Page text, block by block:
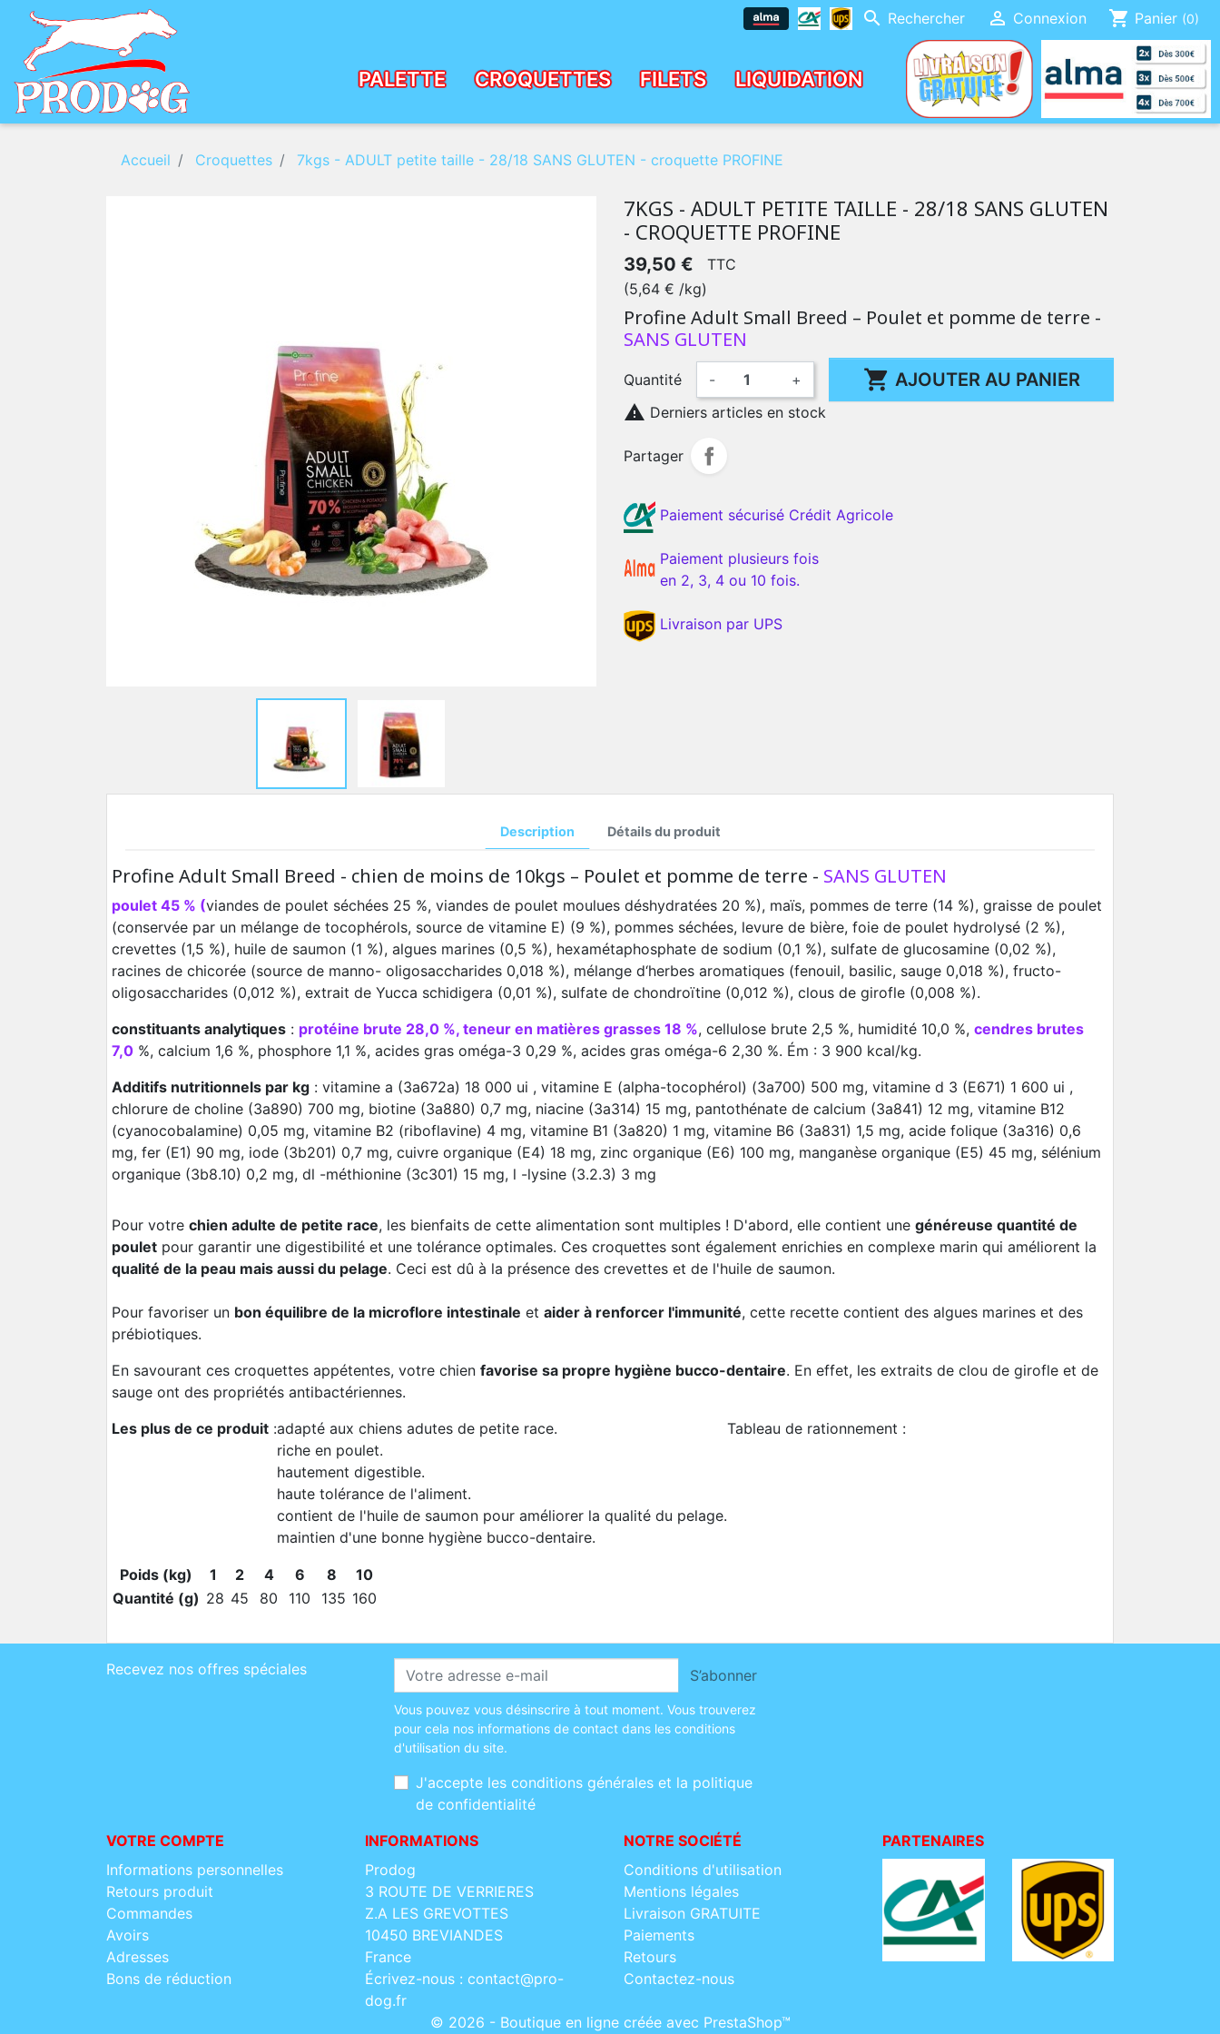
 Rechercher  Connexion shopping_cart Panier (0)
PALETTE CROQUETTES
PROFINE SUMMIT10
NUTRIVET
SANS
20KGS
FILETS LIQUIDATION
Accueil Croquettes 7kgs - ADULT petite taille - 28/18 SANS GLUTEN - croquette PROFINE
7KGS - ADULT PETITE TAILLE - 28/18 SANS GLUTEN
- CROQUETTE PROFINE
39,50 €
(5,64 € /kg)
TTC
Profine Adult Small Breed – Poulet et pomme de terre -
SANS GLUTEN
Quantité - +  AJOUTER AU PANIER
 Derniers articles en stock
Partager
Paiement sécurisé Crédit Agricole
Paiement plusieurs fois
en 2, 3, 4 ou 10 fois.
Livraison par UPS
Description Détails du produit
Profine Adult Small Breed - chien de moins de 10kgs – Poulet et pomme de terre - SANS GLUTEN
poulet 45 % (viandes de poulet séchées 25 %, viandes de poulet moulues déshydratées 20 %), maïs, pommes de terre (14 %), graisse de poulet
(conservée par un mélange de tocophérols, source de vitamine E) (9 %), pommes séchées, levure de bière, foie de poulet hydrolysé (2 %),
crevettes (1,5 %), huile de saumon (1 %), algues marines (0,5 %), hexamétaphosphate de sodium (0,1 %), sulfate de glucosamine (0,02 %),
racines de chicorée (source de manno- oligosaccharides 0,018 %), mélange d‘herbes aromatiques (fenouil, basilic, sauge 0,018 %), fructo-
oligosaccharides (0,012 %), extrait de Yucca schidigera (0,01 %), sulfate de chondroïtine (0,012 %), clous de girofle (0,008 %).
constituants analytiques : protéine brute 28,0 %, teneur en matières grasses 18 %, cellulose brute 2,5 %, humidité 10,0 %, cendres brutes
7,0 %, calcium 1,6 %, phosphore 1,1 %, acides gras oméga-3 0,29 %, acides gras oméga-6 2,30 %. Ém : 3 900 kcal/kg.
Additifs nutritionnels par kg : vitamine a (3a672a) 18 000 ui , vitamine E (alpha-tocophérol) (3a700) 500 mg, vitamine d 3 (E671) 1 600 ui ,
chlorure de choline (3a890) 700 mg, biotine (3a880) 0,7 mg, niacine (3a314) 15 mg, pantothénate de calcium (3a841) 12 mg, vitamine B12
(cyanocobalamine) 0,05 mg, vitamine B2 (riboflavine) 4 mg, vitamine B1 (3a820) 1 mg, vitamine B6 (3a831) 1,5 mg, acide folique (3a316) 0,6
mg, fer (E1) 90 mg, iode (3b201) 0,7 mg, cuivre organique (E4) 18 mg, zinc organique (E6) 100 mg, manganèse organique (E5) 45 mg, sélénium
organique (3b8.10) 0,2 mg, dl -méthionine (3c301) 15 mg, l -lysine (3.2.3) 3 mg
Pour votre chien adulte de petite race, les bienfaits de cette alimentation sont multiples ! D'abord, elle contient une généreuse quantité de
poulet pour garantir une digestibilité et une tolérance optimales. Ces croquettes sont également enrichies en complexe marin qui améliorent la
qualité de la peau mais aussi du pelage. Ceci est dû à la présence des crevettes et de l'huile de saumon.
Pour favoriser un bon équilibre de la microflore intestinale et aider à renforcer l'immunité, cette recette contient des algues marines et des
prébiotiques.
En savourant ces croquettes appétentes, votre chien favorise sa propre hygiène bucco-dentaire. En effet, les extraits de clou de girofle et de
sauge ont des propriétés antibactériennes.
Les plus de ce produit :adapté aux chiens adutes de petite race.
riche en poulet.
hautement digestible.
haute tolérance de l'aliment.
contient de l'huile de saumon pour améliorer la qualité du pelage.
maintien d'une bonne hygiène bucco-dentaire.
Tableau de rationnement :
Poids (kg) 1 2 4 6 8
10
Quantité (g) 28 45 80 110 135 160
Recevez nos offres spéciales S’abonner
Vous pouvez vous désinscrire à tout moment. Vous trouverez
pour cela nos informations de contact dans les conditions
d'utilisation du site.
J'accepte les conditions générales et la politique
de confidentialité
VOTRE COMPTE
Informations personnelles
Retours produit
Commandes
Avoirs
Adresses
Bons de réduction
INFORMATIONS
Prodog
3 ROUTE DE VERRIERES
Z.A LES GREVOTTES
10450 BREVIANDES
France
Écrivez-nous : contact@pro-
dog.fr
NOTRE SOCIÉTÉ
Conditions d'utilisation
Mentions légales
Livraison GRATUITE
Paiements
Retours
Contactez-nous
PARTENAIRES
© 2026 - Boutique en ligne créée avec PrestaShop™